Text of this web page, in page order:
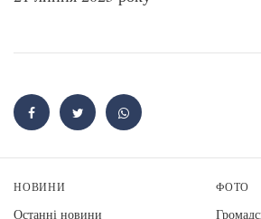
НОВИНИ
Останні новини
ФОТО